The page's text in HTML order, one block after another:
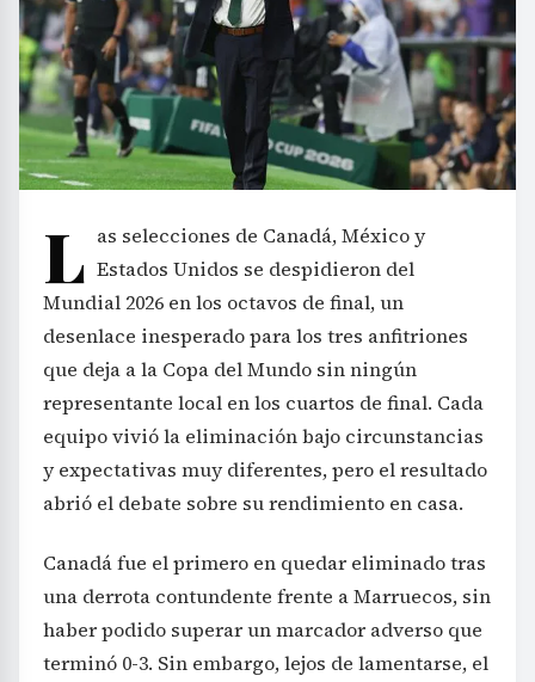
L as selecciones de Canadá, México y
Estados Unidos se despidieron del
Mundial 2026 en los octavos de final, un
desenlace inesperado para los tres anfitriones
que deja a la Copa del Mundo sin ningún
representante local en los cuartos de final. Cada
equipo vivió la eliminación bajo circunstancias
y expectativas muy diferentes, pero el resultado
abrió el debate sobre su rendimiento en casa.
Canadá fue el primero en quedar eliminado tras
una derrota contundente frente a Marruecos, sin
haber podido superar un marcador adverso que
terminó 0-3. Sin embargo, lejos de lamentarse, el